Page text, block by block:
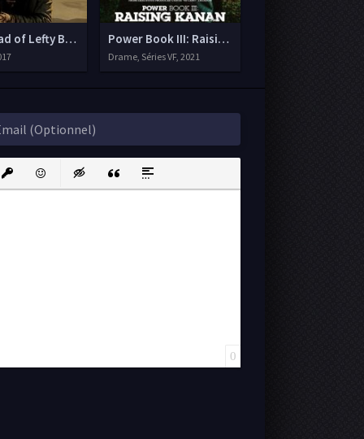
of Lefty Brown Power Book III: Raising Kanan
Drame, Séries VF, 2021
protected link
EmoticonsInsert hidden text
Insert QuoteInsert spoiler
0